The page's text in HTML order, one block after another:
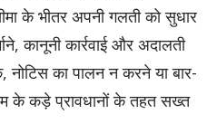
के भीतर अपनी गलती को सुधार
कानूनी कार्रवाई और अदालती
नोटिस का पालन न करने या बार-
के कड़े प्रावधानों के तहत सख्त